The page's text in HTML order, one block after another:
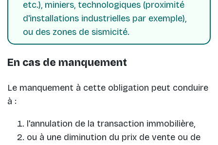
etc.), miniers, technologiques (proximité
d'installations industrielles par exemple),
ou des zones de sismicité.
En cas de manquement
Le manquement à cette obligation peut conduire
à :
l'annulation de la transaction immobilière,
ou à une diminution du prix de vente ou de